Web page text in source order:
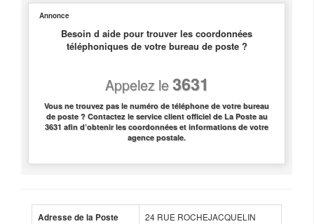
Annonce
Besoin d aide pour trouver les coordonnées
téléphoniques de votre bureau de poste ?
Appelez le3631
Vous ne trouvez pas le numéro de téléphone de votre bureau
de poste ? Contactez le service client officiel de La Poste au
3631 afin d’obtenir les coordonnées et informations de votre
agence postale.
Adresse de la Poste 24 RUE ROCHEJACQUELIN